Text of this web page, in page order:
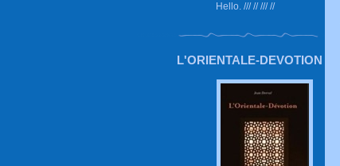
Hello. /// // /// //
L'ORIENTALE-DEVOTION